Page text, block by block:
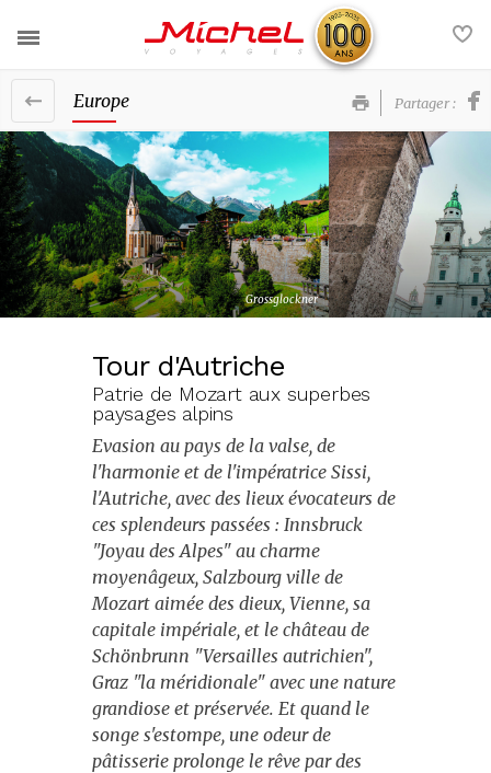
Nos voyages
France
Europe
Afrique et Moyen-Orient
Asie et Océanie
Evènements
Escapades citadines
Croisières fluviales
Croisières maritimes
Journées
Spectacles
Nos services
Actualités
Contact
Voyages groupe
Nos brochures
La société
Europe Partager :
Grossglockner
Tour d'Autriche
Patrie de Mozart aux superbes
paysages alpins
Evasion au pays de la valse, de
l'harmonie et de l'impératrice Sissi,
l'Autriche, avec des lieux évocateurs de
ces splendeurs passées : Innsbruck
"Joyau des Alpes" au charme
moyenâgeux, Salzbourg ville de
Mozart aimée des dieux, Vienne, sa
capitale impériale, et le château de
Schönbrunn "Versailles autrichien",
Graz "la méridionale" avec une nature
grandiose et préservée. Et quand le
songe s'estompe, une odeur de
pâtisserie prolonge le rêve par des